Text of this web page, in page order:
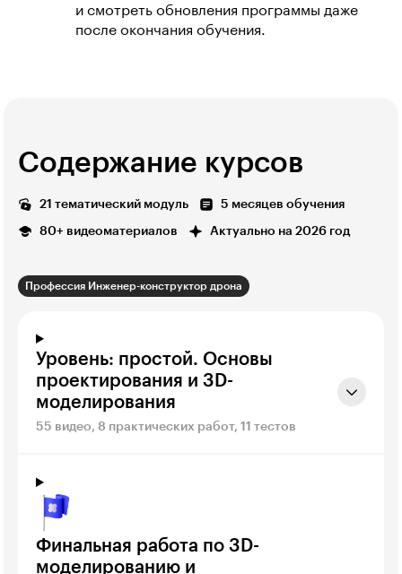
и смотреть обновления программы даже
после окончания обучения.
Содержание курсов
21 тематический модуль 5 месяцев обучения
80+ видеоматериалов Актуально на 2026 год
Профессия Инженер-конструктор дрона
Уровень: простой. Основы
проектирования и 3D-
моделирования
55 видео, 8 практических работ, 11 тестов
Финальная работа по 3D-
моделированию и